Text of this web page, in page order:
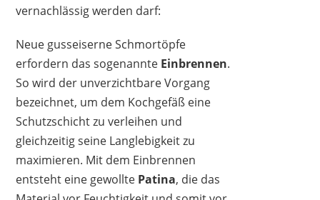
vernachlässig werden darf:
Neue gusseiserne Schmortöpfe
erfordern das sogenannte Einbrennen.
So wird der unverzichtbare Vorgang
bezeichnet, um dem Kochgefäß eine
Schutzschicht zu verleihen und
gleichzeitig seine Langlebigkeit zu
maximieren. Mit dem Einbrennen
entsteht eine gewollte Patina, die das